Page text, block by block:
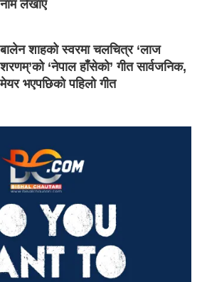
नाम लेखाए
बालेन शाहको स्वरमा चलचित्र ‘लाज
शरणम्’को ‘नेपाल हाँसेको’ गीत सार्वजनिक,
मेयर भएपछिको पहिलो गीत